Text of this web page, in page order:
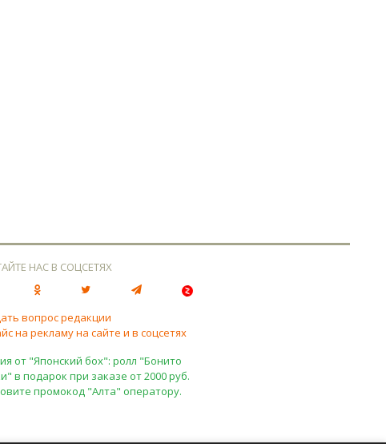
НАС В СОЦСЕТЯХ
вопрос редакции
на рекламу на сайте и в соцсетях
от "Японский бох": ролл "Бонито
в подарок при заказе от 2000 руб.
промокод "Алта" оператору.